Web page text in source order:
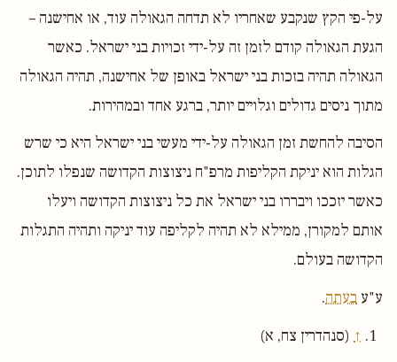
על-פי הקץ שנקבע שאחריו לא תדחה הגאולה עוד, או אחישנה –
הגעת הגאולה קודם לזמן זה על-ידי זכויות בני ישראל. כאשר
הגאולה תהיה בזכות בני ישראל באופן של אחישנה, תהיה הגאולה
מתוך ניסים גדולים וגלויים יותר, ברגע אחד ובמהירות.
הסיבה להחשת זמן הגאולה על-ידי מעשי בני ישראל היא כי שרש
הגלות הוא יניקת הקליפות מרפ"ח ניצוצות הקדושה שנפלו לתוכן.
כאשר יזככו ויבררו בני ישראל את כל ניצוצות הקדושה ויעלו
אותם למקורן, ממילא לא תהיה לקליפה עוד יניקה ותהיה התגלות
הקדושה בעולם.
ע"ע בעתה.
↑ (סנהדרין צח, א)